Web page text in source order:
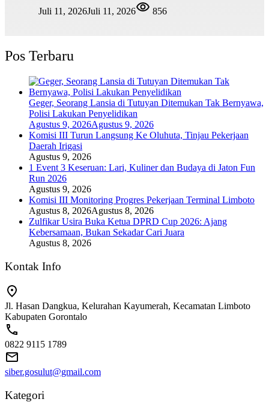
Juli 11, 2026Juli 11, 2026 856
Pos Terbaru
Geger, Seorang Lansia di Tutuyan Ditemukan Tak Bernyawa,
Polisi Lakukan Penyelidikan
Agustus 9, 2026Agustus 9, 2026
Komisi III Turun Langsung Ke Oluhuta, Tinjau Pekerjaan
Daerah Irigasi
Agustus 9, 2026
1 Event 3 Keseruan: Lari, Kuliner dan Budaya di Jaton Fun
Run 2026
Agustus 9, 2026
Komisi III Monitoring Progres Pekerjaan Terminal Limboto
Agustus 8, 2026Agustus 8, 2026
Zulfikar Usira Buka Ketua DPRD Cup 2026: Ajang
Kebersamaan, Bukan Sekadar Cari Juara
Agustus 8, 2026
Kontak Info
Jl. Hasan Dangkua, Kelurahan Kayumerah, Kecamatan Limboto
Kabupaten Gorontalo
0822 9115 1789
siber.gosulut@gmail.com
Kategori